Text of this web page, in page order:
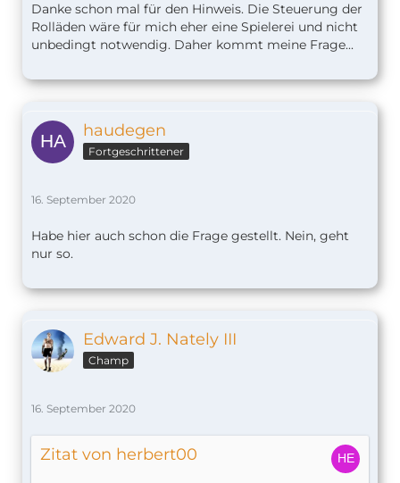
Danke schon mal für den Hinweis. Die Steuerung der
Rolläden wäre für mich eher eine Spielerei und nicht
unbedingt notwendig. Daher kommt meine Frage...
haudegen
Fortgeschrittener
16. September 2020
Habe hier auch schon die Frage gestellt. Nein, geht
nur so.
Edward J. Nately III
Champ
16. September 2020
Zitat von herbert00